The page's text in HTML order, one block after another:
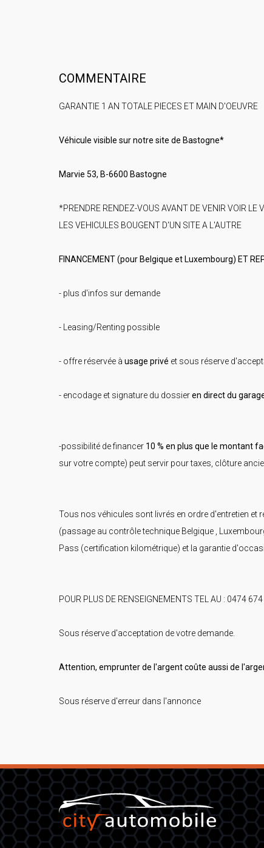
COMMENTAIRE
GARANTIE 1 AN TOTALE PIECES ET MAIN D'OEUVRE
Véhicule visible sur notre site de Bastogne*
Marvie 53, B-6600 Bastogne
*PRENDRE RENDEZ-VOUS AVANT DE VENIR VOIR LE
LES VEHICULES BOUGENT D'UN SITE A L'AUTRE
FINANCEMENT (pour Belgique et Luxembourg) ET
- plus d'infos sur demande
- Leasing/Renting possible
- offre réservée à usage privé et sous réserve
- encodage et signature du dossieren direct du
-possibilité de financer 10 % en plus que le montant
sur votre compte) peut servir pour taxes, clôture
Tous nos véhicules sont livrés en ordre d'entretien et
(passage au contrôle technique Belgique ,
Pass (certification kilométrique) et la garantie
POUR PLUS DE RENSEIGNEMENTS TEL AU : 0474
Sous réserve d'acceptation de votre demande.
Attention, emprunter de l'argent coûte aussi de
Sous réserve d'erreur dans l'annonce